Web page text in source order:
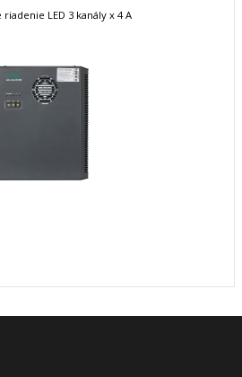
LED 3 kanály x 4 A